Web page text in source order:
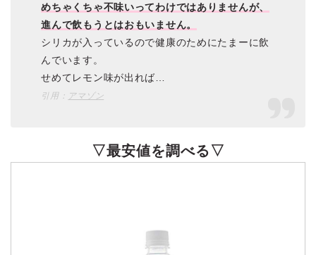
めちゃくちゃ不味いってわけではありませんが、
進んで飲もうとはおもいません。
シリカが入っているので健康のためにたまーに飲
んでいます。
せめてレモン味が出れば…
引用： アマゾン
▽最安値を調べる▽